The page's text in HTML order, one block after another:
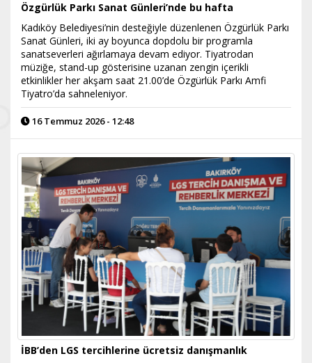
Özgürlük Parkı Sanat Günleri’nde bu hafta
Kadıköy Belediyesi’nin desteğiyle düzenlenen Özgürlük Parkı
Sanat Günleri, iki ay boyunca dopdolu bir programla
sanatseverleri ağırlamaya devam ediyor. Tiyatrodan
müziğe, stand-up gösterisine uzanan zengin içerikli
etkinlikler her akşam saat 21.00’de Özgürlük Parkı Amfi
Tiyatro’da sahneleniyor.
16 Temmuz 2026 - 12:48
İBB’den LGS tercihlerine ücretsiz danışmanlık